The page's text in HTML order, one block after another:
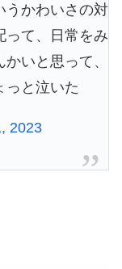
うかわいさの対
って、日常をみ
いと思って、
っと泣いた
2023